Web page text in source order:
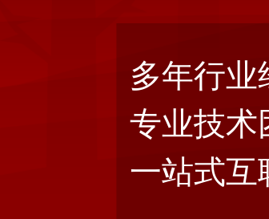
多年行业
专业技术
一站式互